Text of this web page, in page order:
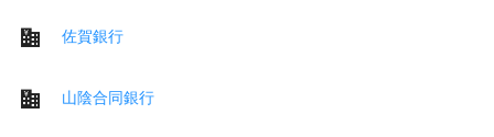
佐賀銀行
山陰合同銀行